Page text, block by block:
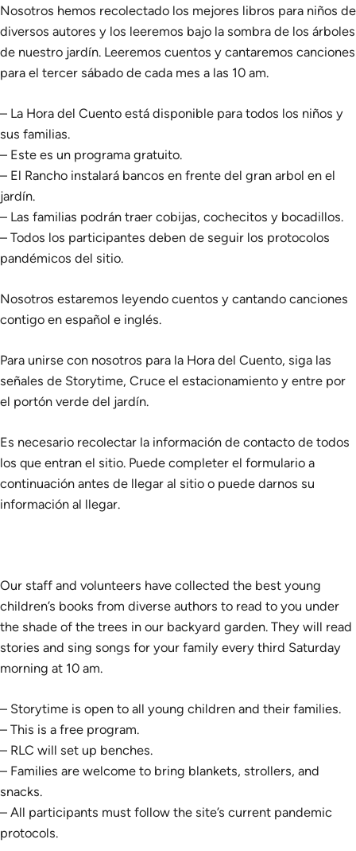
Nosotros hemos recolectado los mejores libros para niños de
diversos autores y los leeremos bajo la sombra de los árboles
de nuestro jardín. Leeremos cuentos y cantaremos canciones
para el tercer sábado de cada mes a las 10 am.
– La Hora del Cuento está disponible para todos los niños y
sus familias.
– Este es un programa gratuito.
– El Rancho instalará bancos en frente del gran arbol en el
jardín.
– Las familias podrán traer cobijas, cochecitos y bocadillos.
– Todos los participantes deben de seguir los protocolos
pandémicos del sitio.
Nosotros estaremos leyendo cuentos y cantando canciones
contigo en español e inglés.
Para unirse con nosotros para la Hora del Cuento, siga las
señales de Storytime, Cruce el estacionamiento y entre por
el portón verde del jardín.
Es necesario recolectar la información de contacto de todos
los que entran el sitio. Puede completer el formulario a
continuación antes de llegar al sitio o puede darnos su
información al llegar.
Our staff and volunteers have collected the best young
children’s books from diverse authors to read to you under
the shade of the trees in our backyard garden. They will read
stories and sing songs for your family every third Saturday
morning at 10 am.
– Storytime is open to all young children and their families.
– This is a free program.
– RLC will set up benches.
– Families are welcome to bring blankets, strollers, and
snacks.
– All participants must follow the site’s current pandemic
protocols.